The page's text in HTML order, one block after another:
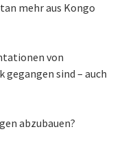
mehr aus Kongo
von
gegangen sind – auch
abzubauen?